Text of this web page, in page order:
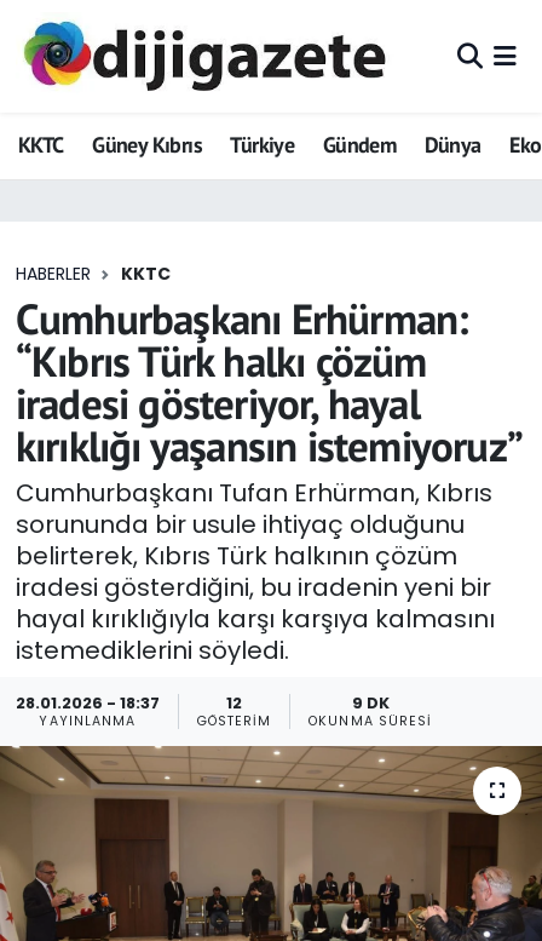
KKTC Güney Kıbrıs Türkiye Gündem Dünya
HABERLER KKTC
Cumhurbaşkanı Erhürman:
“Kıbrıs Türk halkı çözüm
iradesi gösteriyor, hayal
kırıklığı yaşansın istemiyoruz”
Cumhurbaşkanı Tufan Erhürman, Kıbrıs
sorununda bir usule ihtiyaç olduğunu
belirterek, Kıbrıs Türk halkının çözüm
iradesi gösterdiğini, bu iradenin yeni bir
hayal kırıklığıyla karşı karşıya kalmasını
istemediklerini söyledi.
28.01.2026 - 18:37
YAYINLANMA
12
GÖSTERIM
9 DK
OKUNMA SÜRESI
ADVERTORIAL
Dijigazete
Eğitim
Ekonomi
Foto Galeri
GEZİ
Güncel
Gündem
KKTC
KKTC YEREL SEÇİM 2018
Kültür Sanat
Magazin
Moda
Hava Durumu
Trafik Durumu
Tüm Manşetler
Son Dakika Haberleri
Haber Arşivi